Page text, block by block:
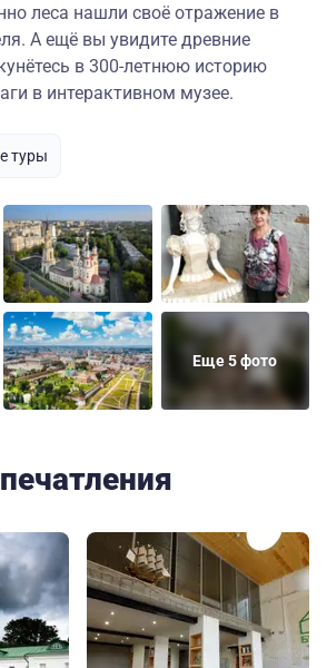
леса нашли своё отражение в
А ещё вы увидите древние
в 300-летнюю историю
в интерактивном музее.
туры
Еще 5 фото